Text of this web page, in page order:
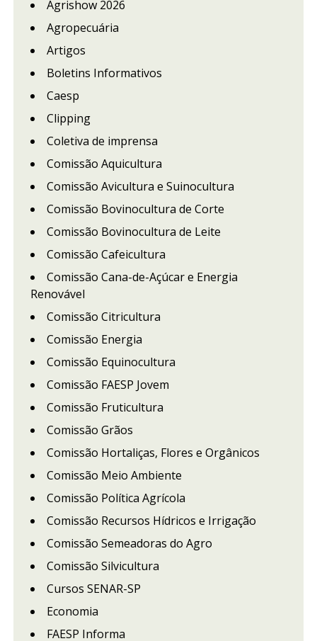
Agrishow 2026
Agropecuária
Artigos
Boletins Informativos
Caesp
Clipping
Coletiva de imprensa
Comissão Aquicultura
Comissão Avicultura e Suinocultura
Comissão Bovinocultura de Corte
Comissão Bovinocultura de Leite
Comissão Cafeicultura
Comissão Cana-de-Açúcar e Energia
Renovável
Comissão Citricultura
Comissão Energia
Comissão Equinocultura
Comissão FAESP Jovem
Comissão Fruticultura
Comissão Grãos
Comissão Hortaliças, Flores e Orgânicos
Comissão Meio Ambiente
Comissão Política Agrícola
Comissão Recursos Hídricos e Irrigação
Comissão Semeadoras do Agro
Comissão Silvicultura
Cursos SENAR-SP
Economia
FAESP Informa